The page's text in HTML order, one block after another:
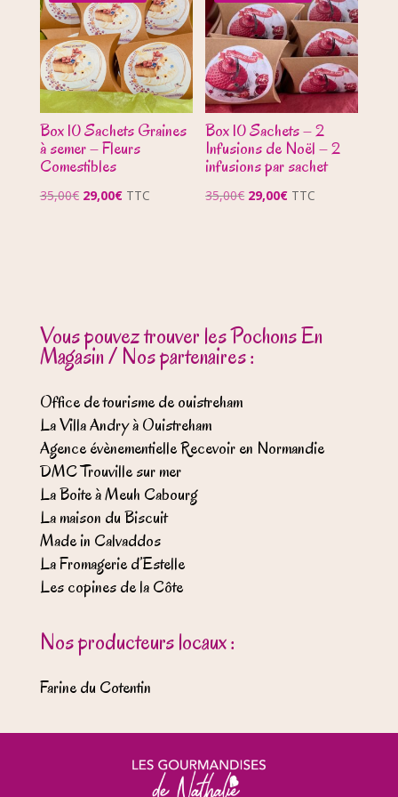
Box 10 Sachets Graines
à semer – Fleurs
Comestibles
35,00€ Le
29,00€LeTTC
Box 10 Sachets – 2
Infusions de Noël – 2
infusions par sachet
35,00€ Le
29,00€Le
TTC
Vous pouvez trouver les Pochons En
Magasin / Nos partenaires :
Office de tourisme de ouistreham
La Villa Andry à Ouistreham
Agence évènementielle Recevoir en Normandie
DMC Trouville sur mer
La Boite à Meuh Cabourg
La maison du Biscuit
Made in Calvaddos
La Fromagerie d’Estelle
Les copines de la Côte
Nos producteurs locaux :
Farine du Cotentin